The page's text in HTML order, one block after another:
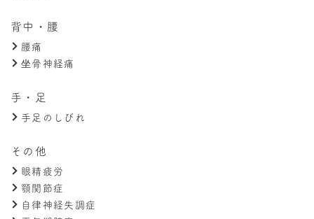
背中・腰
腰痛
坐骨神経痛
手・足
手足のしびれ
その他
眼精疲労
顎関節症
自律神経失調症